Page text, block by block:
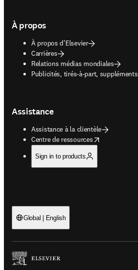
À propos
À propos d’Elsevier
Carrières
Relations médias mondiales
Publicités, tirés-à-part, suppléments
opens in new tab/window
Assistance
Assistance à la clientèle
Centre de ressources
opens in new tab/window
Sign in to products
Global | English